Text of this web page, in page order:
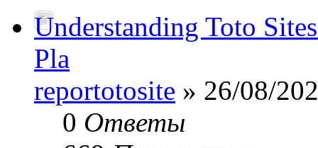
Understanding Toto
Pla
reportotosite » 26/08/
0 Ответы